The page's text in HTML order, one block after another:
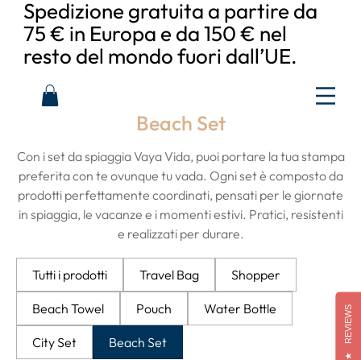
Spedizione gratuita a partire da
75 € in Europa e da 150 € nel
resto del mondo fuori dall’UE.
Beach Set
Con i set da spiaggia Vaya Vida, puoi portare la tua stampa
preferita con te ovunque tu vada. Ogni set è composto da
prodotti perfettamente coordinati, pensati per le giornate
in spiaggia, le vacanze e i momenti estivi. Pratici, resistenti
e realizzati per durare.
Tutti i prodotti Travel Bag Shopper
Beach Towel Pouch Water Bottle
City Set Beach Set
★
REVIEWS